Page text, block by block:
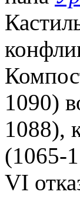
1090)
1088),
(1065-
VI